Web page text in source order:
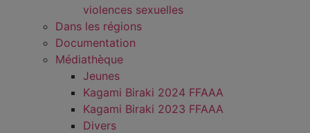
violences sexuelles
Dans les régions
Documentation
Médiathèque
Jeunes
Kagami Biraki 2024 FFAAA
Kagami Biraki 2023 FFAAA
Divers